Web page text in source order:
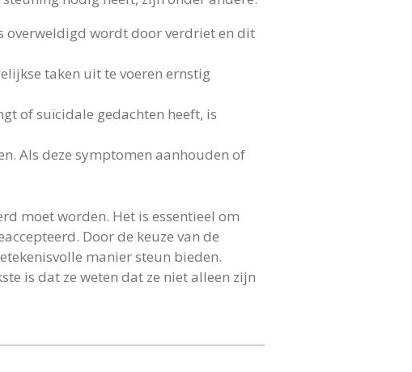
overweldigd wordt door verdriet en dit
taken uit te voeren ernstig
of suïcidale gedachten heeft, is
Als deze symptomen aanhouden of
moet worden. Het is essentieel om
Door de keuze van de
manier steun bieden.
is dat ze weten dat ze niet alleen zijn